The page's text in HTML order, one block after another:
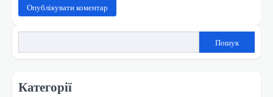
Пошук
Категорії